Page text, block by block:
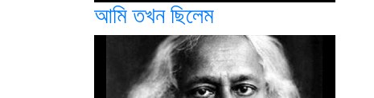
আমি তখন ছিলেম